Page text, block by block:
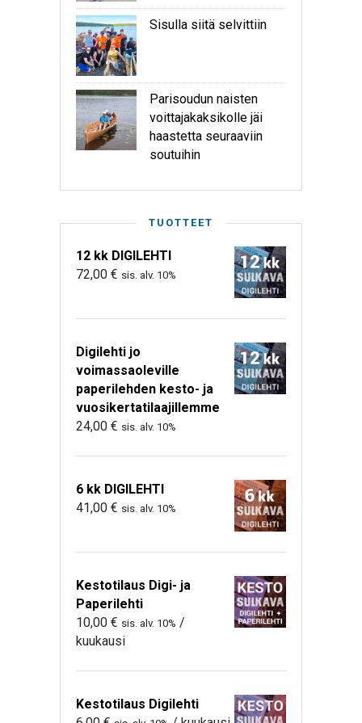
Sisulla siitä selvittiin
Parisoudun naisten
voittajakaksikolle jäi
haastetta seuraaviin
soutuihin
TUOTTEET
12 kk DIGILEHTI
72,00 € sis. alv. 10%
Digilehti jo
voimassaoleville
paperilehden kesto- ja
vuosikertatilaajillemme
24,00 € sis. alv. 10%
6 kk DIGILEHTI
41,00 € sis. alv. 10%
Kestotilaus Digi- ja
Paperilehti
10,00 € sis. alv. 10% /
kuukausi
Kestotilaus Digilehti